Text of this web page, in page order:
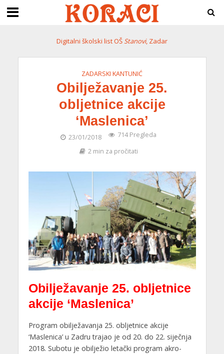
Digitalni školski list OŠStanovi, Zadar
ZADARSKI KANTUNIĆ
Obilježavanje 25.
obljetnice akcije
‘Maslenica’
23/01/2018
714 Pregleda
2 min za pročitati
Obilježavanje 25. obljetnice
akcije ‘Maslenica’
Program obilježavanja 25. obljetnice akcije
‘Maslenica’ u Zadru trajao je od 20. do 22. siječnja
2018. Subotu je obilježio letački program akro-